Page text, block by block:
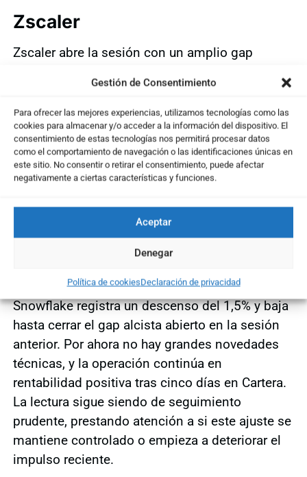
Gestión de Consentimiento
Para ofrecer las mejores experiencias, utilizamos tecnologías como las
cookies para almacenar y/o acceder a la información del dispositivo. El
consentimiento de estas tecnologías nos permitirá procesar datos
como el comportamiento de navegación o las identificaciones únicas en
este sitio. No consentir o retirar el consentimiento, puede afectar
negativamente a ciertas características y funciones.
Aceptar
Denegar
Política de cookiesDeclaración de privacidad
Zscaler
Zscaler abre la sesión con un amplio gap
terreno perdido hasta cerrar con un retroceso
muy limitado. Los indicadores ya venían
mostrando cierta sobrecompra, por lo que una
fase de consolidación o ajuste entraba dentro
de un escenario razonable. El punto sensible es
el calendario, ya que la compañía presenta
resultados el próximo martes y la gestión de la
posición cobra especial importancia antes de
Snowflake
Snowflake registra un descenso del 1,5% y baja
hasta cerrar el gap alcista abierto en la sesión
anterior. Por ahora no hay grandes novedades
técnicas, y la operación continúa en
rentabilidad positiva tras cinco días en Cartera.
La lectura sigue siendo de seguimiento
prudente, prestando atención a si este ajuste se
mantiene controlado o empieza a deteriorar el
impulso reciente.